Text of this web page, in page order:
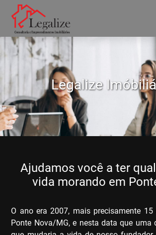
Legalize
Ajudamos você a ter
vida morando em
O ano era 2007, mais precisamente 15
Ponte Nova/MG, e nesta data que uma